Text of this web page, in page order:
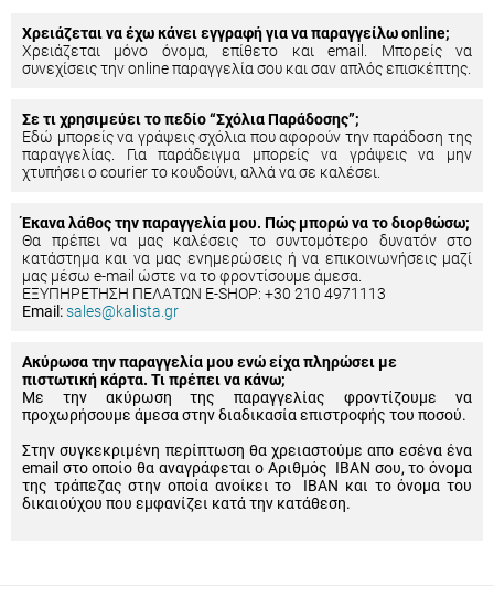
Χρειάζεται να έχω κάνει εγγραφή για να παραγγείλω online;
Χρειάζεται μόνο όνομα, επίθετο και email. Μπορείς να
συνεχίσεις την online παραγγελία σου και σαν απλός επισκέπτης.
Σε τι χρησιμεύει το πεδίο “Σχόλια Παράδοσης”;
Εδώ μπορείς να γράψεις σχόλια που αφορούν την παράδοση της
παραγγελίας. Για παράδειγμα μπορείς να γράψεις να μην
χτυπήσει ο courier το κουδούνι, αλλά να σε καλέσει.
Έκανα λάθος την παραγγελία μου. Πώς μπορώ να το διορθώσω;
Θα πρέπει να μας καλέσεις το συντομότερο δυνατόν στο
κατάστημα και να μας ενημερώσεις ή να επικοινωνήσεις μαζί
μας μέσω e-mail ώστε να το φροντίσουμε άμεσα.
ΕΞΥΠΗΡΕΤΗΣΗ ΠΕΛΑΤΩΝ E-SHOP: +30 210 4971113
Email:sales@kalista.gr
Ακύρωσα την παραγγελία μου ενώ είχα πληρώσει με
πιστωτική κάρτα. Τι πρέπει να κάνω;
Με την ακύρωση της παραγγελίας φροντίζουμε να
προχωρήσουμε άμεσα στην διαδικασία επιστροφής του ποσού.
Στην συγκεκριμένη περίπτωση θα χρειαστούμε απο εσένα ένα
email στο οποίο θα αναγράφεται ο Αριθμός IBAN σου, το όνομα
της τράπεζας στην οποία ανοίκει το IBAN και το όνομα του
δικαιούχου που εμφανίζει κατά την κατάθεση.